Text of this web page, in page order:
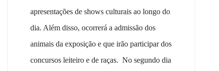
apresentações de shows culturais ao longo do
dia. Além disso, ocorrerá a admissão dos
animais da exposição e que irão participar dos
concursos leiteiro e de raças. No segundo dia